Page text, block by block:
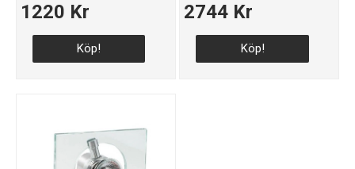
1220 Kr
Köp!
2744 Kr
Köp!